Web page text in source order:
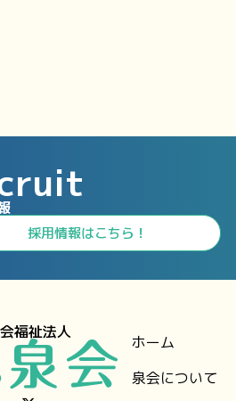
⁩採用情報⁩はこちら！
福祉法人
ホーム
泉会について